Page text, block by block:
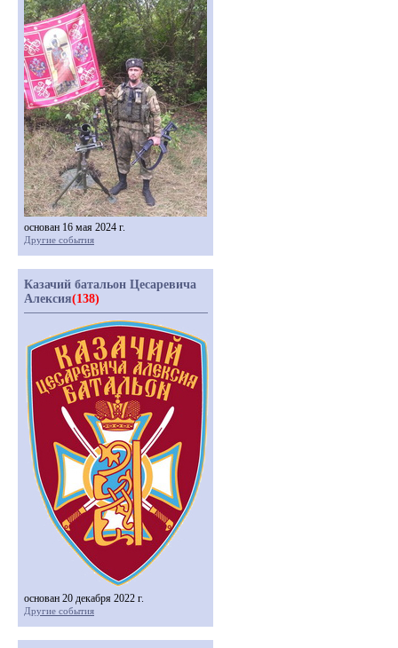
основан 16 мая 2024 г.
Другие события
Казачий батальон Цесаревича
Алексия(138)
основан 20 декабря 2022 г.
Другие события